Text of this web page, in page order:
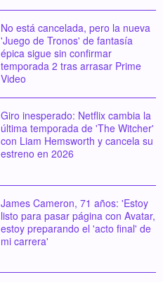
No está cancelada, pero la nueva
'Juego de Tronos' de fantasía
épica sigue sin confirmar
temporada 2 tras arrasar Prime
Video
Giro inesperado: Netflix cambia la
última temporada de 'The Witcher'
con Liam Hemsworth y cancela su
estreno en 2026
James Cameron, 71 años: 'Estoy
listo para pasar página con Avatar,
estoy preparando el 'acto final' de
mi carrera'